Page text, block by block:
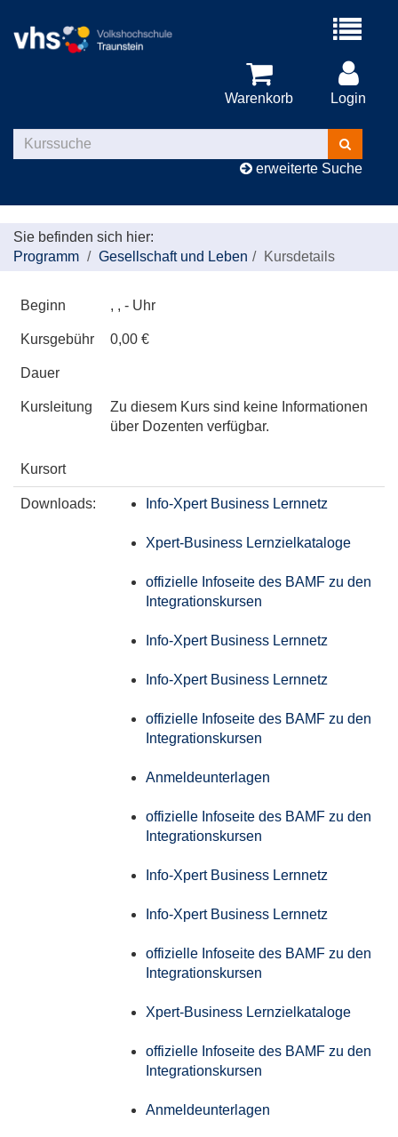
Menü
Warenkorb Login
Kurse
suchen
erweiterte Suche
Sie befinden sich hier:
Programm
Gesellschaft und Leben Kursdetails
Beginn , , - Uhr
Kursgebühr 0,00 €
Dauer
Kursleitung
Zu diesem Kurs sind keine Informationen
über Dozenten verfügbar.
Kursort
Downloads: Info-Xpert Business Lernnetz
Xpert-Business Lernzielkataloge
offizielle Infoseite des BAMF zu den
Integrationskursen
Info-Xpert Business Lernnetz
Info-Xpert Business Lernnetz
offizielle Infoseite des BAMF zu den
Integrationskursen
Anmeldeunterlagen
offizielle Infoseite des BAMF zu den
Integrationskursen
Info-Xpert Business Lernnetz
Info-Xpert Business Lernnetz
offizielle Infoseite des BAMF zu den
Integrationskursen
Xpert-Business Lernzielkataloge
offizielle Infoseite des BAMF zu den
Integrationskursen
Anmeldeunterlagen